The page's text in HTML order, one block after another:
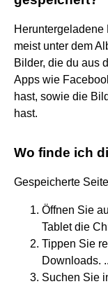
Heruntergeladene
meist unter dem
Bilder, die du aus
Apps wie
hast, sowie die
hast.
Wo finde ich
Gespeicherte
Öffnen Sie
Tablet die
Tippen Sie
Downloads.
Suchen Sie